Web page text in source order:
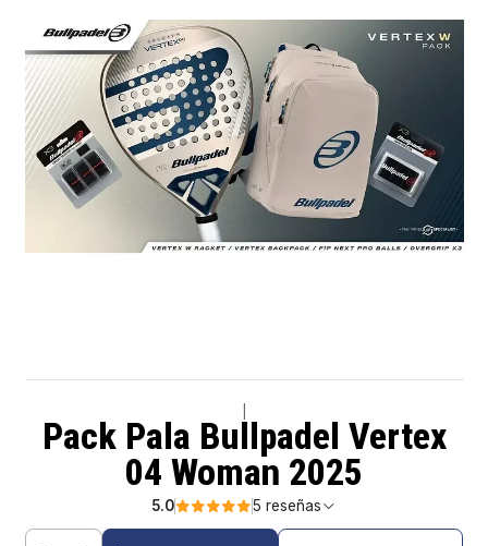
Pack Pala Bullpadel Vertex
04 Woman 2025
5.0 5 reseñas